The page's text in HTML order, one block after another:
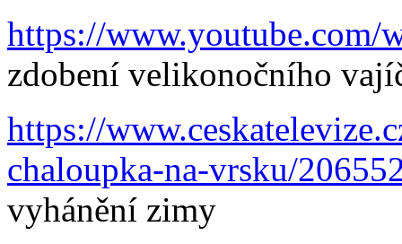
https://www.youtube.com/
zdobení velikonočního
https://
chaloupka-na-vrsku/
vyhánění zimy